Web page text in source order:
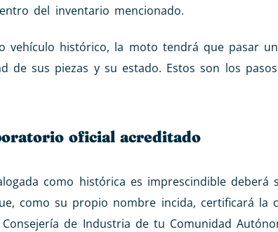
del inventario mencionado.
vehículo histórico, la moto tendrá que pasar
de sus piezas y su estado. Estos son los
oficial acreditado
como histórica es imprescindible deberá
como su propio nombre incida, certificará la
de Industria de tu Comunidad